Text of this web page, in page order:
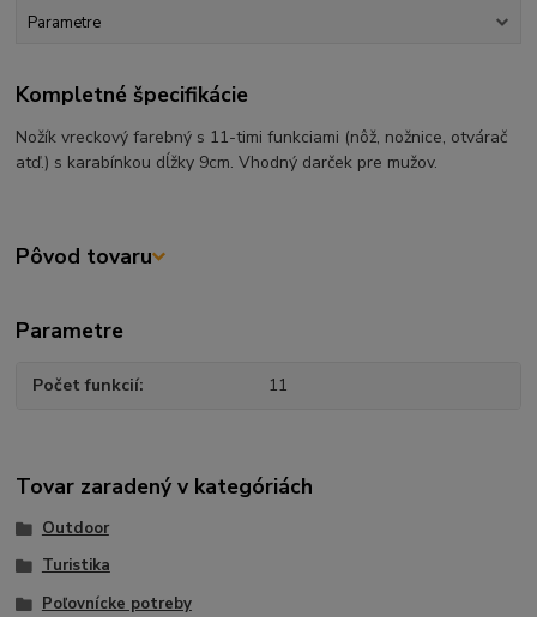
Parametre
Kompletné špecifikácie
Nožík vreckový farebný s 11-timi funkciami (nôž, nožnice, otvárač
atď.) s karabínkou dĺžky 9cm. Vhodný darček pre mužov.
Pôvod tovaru
Parametre
Počet funkcií 11
Tovar zaradený v kategóriách
Outdoor
Turistika
Poľovnícke potreby